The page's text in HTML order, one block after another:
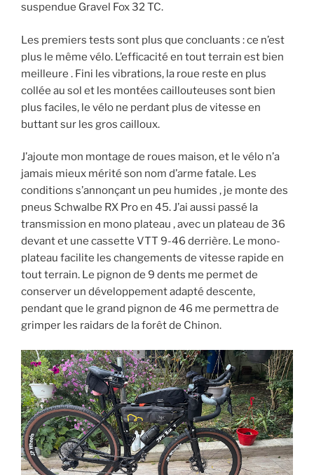
suspendue Gravel Fox 32 TC.
Les premiers tests sont plus que concluants : ce n’est
plus le même vélo. L’efficacité en tout terrain est bien
meilleure . Fini les vibrations, la roue reste en plus
collée au sol et les montées caillouteuses sont bien
plus faciles, le vélo ne perdant plus de vitesse en
buttant sur les gros cailloux.
J’ajoute mon montage de roues maison, et le vélo n’a
jamais mieux mérité son nom d’arme fatale. Les
conditions s’annonçant un peu humides , je monte des
pneus Schwalbe RX Pro en 45. J’ai aussi passé la
transmission en mono plateau , avec un plateau de 36
devant et une cassette VTT 9-46 derrière. Le mono-
plateau facilite les changements de vitesse rapide en
tout terrain. Le pignon de 9 dents me permet de
conserver un développement adapté descente,
pendant que le grand pignon de 46 me permettra de
grimper les raidars de la forêt de Chinon.